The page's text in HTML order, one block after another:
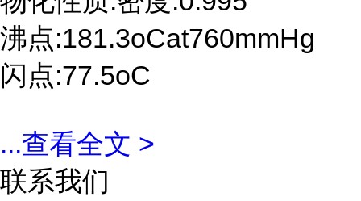
沸点:181.3oCat760mmHg
闪点:77.5oC
...查看全文 >
联系我们